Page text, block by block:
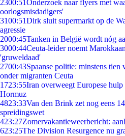
2300:51Onderzoek naar flyers met
oorlogsmisdadigers'
3100:51Dirk sluit supermarkt op de
agressie
2000:45Tanken in België wordt nóg
3000:44Ceuta-leider noemt
'gruweldaad'
2700:43Spaanse politie: minstens tien
onder migranten Ceuta
1723:55Iran overweegt Europese
Hormuz
4823:33Van den Brink zet nog eens
spreidingswet
423:27Zomervakantieweerbericht:
623:25The Division Resurgence nu